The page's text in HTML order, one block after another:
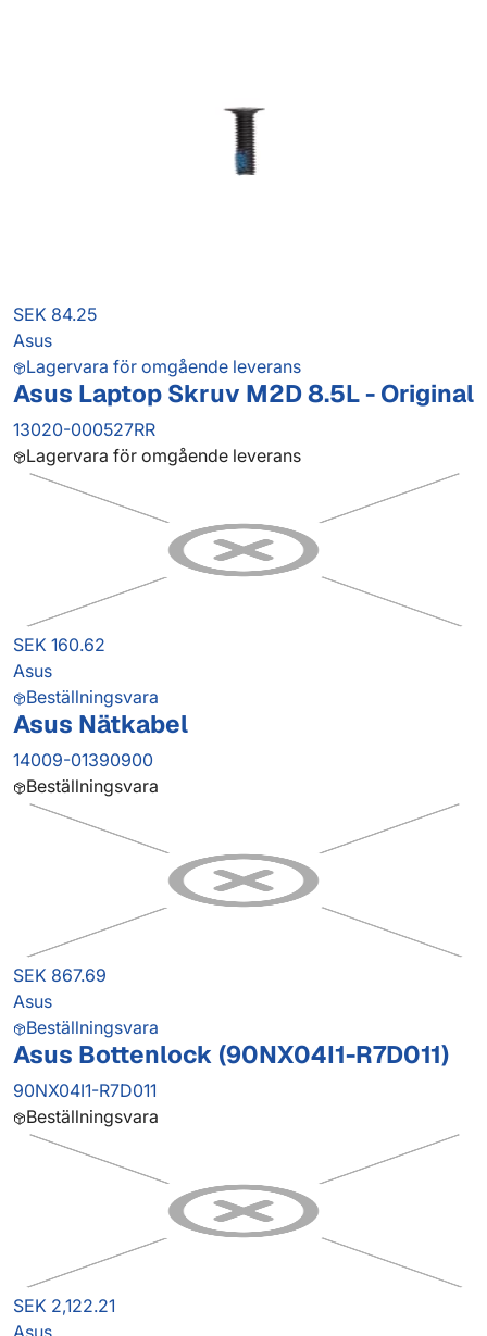
SEK 84.25
Asus
Lagervara för omgående leverans
Asus Laptop Skruv M2D 8.5L - Original
13020-000527RR
Lagervara för omgående leverans
SEK 160.62
Asus
Beställningsvara
Asus Nätkabel
14009-01390900
Beställningsvara
SEK 867.69
Asus
Beställningsvara
Asus Bottenlock (90NX04I1-R7D011)
90NX04I1-R7D011
Beställningsvara
SEK 2,122.21